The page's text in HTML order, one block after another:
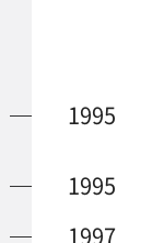
1995
1995
1997